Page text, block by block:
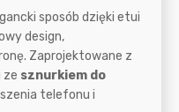
sposób dzięki etui
design,
Zaprojektowane z
ze sznurkiem do
telefonu i